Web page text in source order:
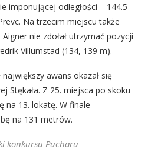
imponującej odległości – 144.5
Na trzecim miejscu także
nie zdołał utrzymać pozycji
Villumstad (134, 139 m).
awans okazał się
Stękała. Z 25. miejsca po skoku
na 13. lokatę. W finale
na 131 metrów.
konkursu Pucharu